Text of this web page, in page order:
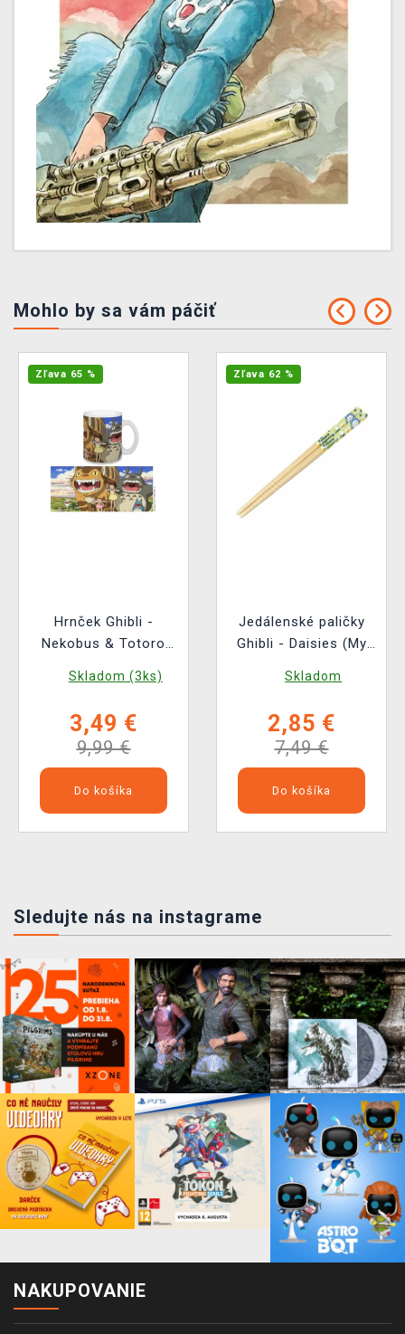
Mohlo by sa vám páčiť
Zľava 65 %
Hrnček Ghibli -
Nekobus & Totoro
Skladom (3ks)
3,49 €
9,99 €
Do košíka
Zľava 62 %
Jedálenské paličky
Ghibli - Daisies (My
Skladom
2,85 €
7,49 €
Do košíka
Sledujte nás na instagrame
NAKUPOVANIE